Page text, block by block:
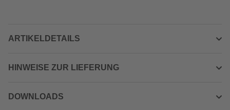
ARTIKELDETAILS
HINWEISE ZUR LIEFERUNG
DOWNLOADS